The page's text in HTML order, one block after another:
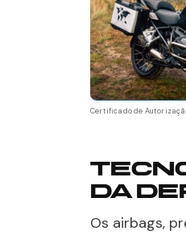
Certificado de
DA
Os airbags,